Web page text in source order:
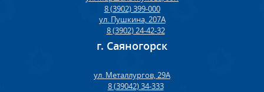
8 (3902) 399-000
ул. Пушкина, 207А
8 (3902) 24-42-32
г. Саяногорск
ул. Металлургов, 29А
8 (39042) 34-333